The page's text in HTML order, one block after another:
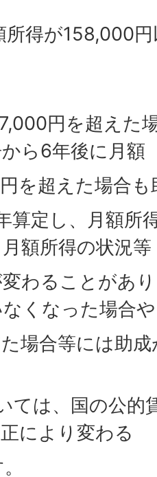
得が158,000円
円を超えた
ら6年後に月額
を超えた場合
算定し、月額所
額所得の状況等
わることがあ
くなった場合
場合等には助
ては、国の公的
により変わる